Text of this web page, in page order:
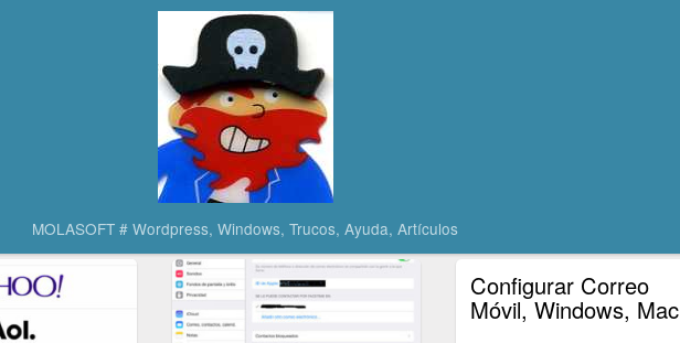
MOLASOFT # Wordpress, Windows, Trucos, Ayuda, Artículos
Configurar Correo
Móvil, Windows, Mac